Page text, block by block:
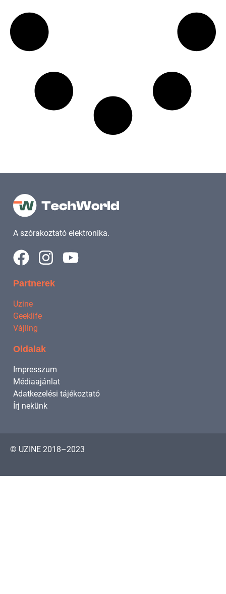
A szórakoztató elektronika.
Partnerek
Uzine
Geeklife
Vájling
Oldalak
Impresszum
Médiaajánlat
Adatkezelési tájékoztató
Írj nekünk
© UZINE 2018–2023